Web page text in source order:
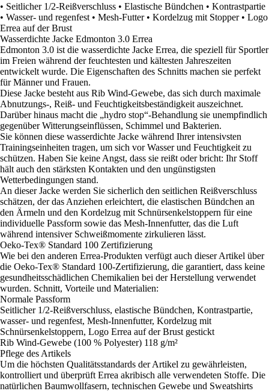
• Seitlicher 1/2-Reißverschluss • Elastische Bündchen • Kontrastpartie
• Wasser- und regenfest • Mesh-Futter • Kordelzug mit Stopper • Logo
Errea auf der Brust
Wasserdichte Jacke Edmonton 3.0 Errea
Edmonton 3.0 ist die wasserdichte Jacke Errea, die speziell für Sportler
im Freien während der feuchtesten und kältesten Jahreszeiten
entwickelt wurde. Die Eigenschaften des Schnitts machen sie perfekt
für Männer und Frauen.
Diese Jacke besteht aus Rib Wind-Gewebe, das sich durch maximale
Abnutzungs-, Reiß- und Feuchtigkeitsbeständigkeit auszeichnet.
Darüber hinaus macht die „hydro stop“-Behandlung sie unempfindlich
gegenüber Witterungseinflüssen, Schimmel und Bakterien.
Sie können diese wasserdichte Jacke während Ihrer intensivsten
Trainingseinheiten tragen, um sich vor Wasser und Feuchtigkeit zu
schützen. Haben Sie keine Angst, dass sie reißt oder bricht: Ihr Stoff
hält auch den stärksten Kontakten und den ungünstigsten
Wetterbedingungen stand.
An dieser Jacke werden Sie sicherlich den seitlichen Reißverschluss
schätzen, der das Anziehen erleichtert, die elastischen Bündchen an
den Ärmeln und den Kordelzug mit Schnürsenkelstoppern für eine
individuelle Passform sowie das Mesh-Innenfutter, das die Luft
während intensiver Schweißmomente zirkulieren lässt.
Oeko-Tex® Standard 100 Zertifizierung
Wie bei den anderen Errea-Produkten verfügt auch dieser Artikel über
die Oeko-Tex® Standard 100-Zertifizierung, die garantiert, dass keine
gesundheitsschädlichen Chemikalien bei der Herstellung verwendet
wurden. Schnitt, Vorteile und Materialien:
Normale Passform
Seitlicher 1/2-Reißverschluss, elastische Bündchen, Kontrastpartie,
wasser- und regenfest, Mesh-Innenfutter, Kordelzug mit
Schnürsenkelstoppern, Logo Errea auf der Brust gestickt
Rib Wind-Gewebe (100 % Polyester) 118 g/m²
Pflege des Artikels
Um die höchsten Qualitätsstandards der Artikel zu gewährleisten,
kontrolliert und überprüft Errea akribisch alle verwendeten Stoffe. Die
natürlichen Baumwollfasern, technischen Gewebe und Sweatshirts